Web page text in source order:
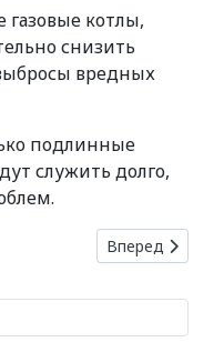
котлы,
снизить
вредных
подлинные
служить долго,
металлопластиковых
Следующий:
Вперед